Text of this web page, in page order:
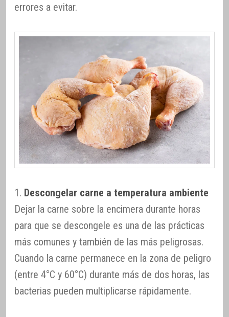
errores a evitar.
1. Descongelar carne a temperatura ambiente
Dejar la carne sobre la encimera durante horas
para que se descongele es una de las prácticas
más comunes y también de las más peligrosas.
Cuando la carne permanece en la zona de peligro
(entre 4°C y 60°C) durante más de dos horas, las
bacterias pueden multiplicarse rápidamente.